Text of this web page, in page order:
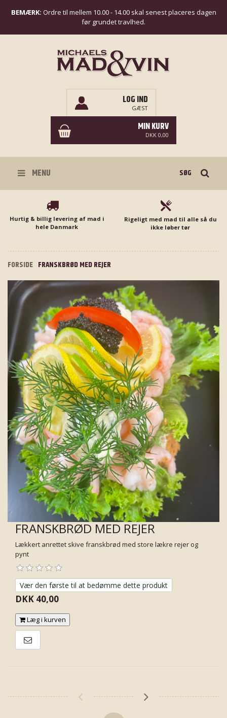
BEMÆRK: Ordre til mellem 10.00 - 14.00 skal senest placeres dagen
før grundet travlhed.
LOG IND
GÆST
MIN KURV
DKK 0,00
MENU
Hurtig & billig levering af mad i
hele Danmark
Rigeligt med mad til alle så du
ikke løber tør
FORSIDE FRANSKBRØD MED REJER
FRANSKBRØD MED REJER
Lækkert anrettet skive franskbrød med store lækre rejer og
pynt
Vær den første til at bedømme dette produkt
DKK 40,00
Læg i kurven
E-mail til en ven